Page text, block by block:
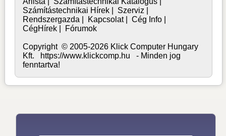
Számítástechnikai Hírek
Szerviz
Rendszergazda
Kapcsolat|Cég Info
CégHírek
Fórumok
Copyright © 2005-2026 Klick Computer Hungary
Kft. https://www.klickcomp.hu - Minden jog
fenntartva!